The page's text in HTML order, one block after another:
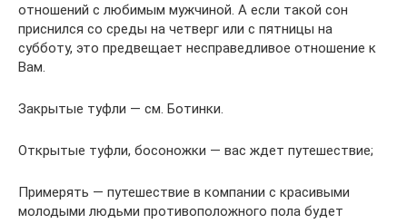
отношений с любимым мужчиной. А если такой сон
приснился со среды на четверг или с пятницы на
субботу, это предвещает несправедливое отношение к
Вам.
Закрытые туфли — см. Ботинки.
Открытые туфли, босоножки — вас ждет путешествие;
Примерять — путешествие в компании с красивыми
молодыми людьми противоположного пола будет